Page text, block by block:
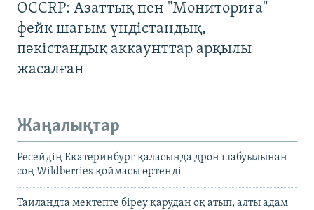
OCCRP: Азаттық пен "Мониториға"
фейк шағым үндістандық,
пәкістандық аккаунттар арқылы
жасалған
Жаңалықтар
Ресейдің Екатеринбург қаласында дрон шабуылынан
соң Wildberries қоймасы өртенді
Таиландта мектепте біреу қарудан оқ атып, алты адам